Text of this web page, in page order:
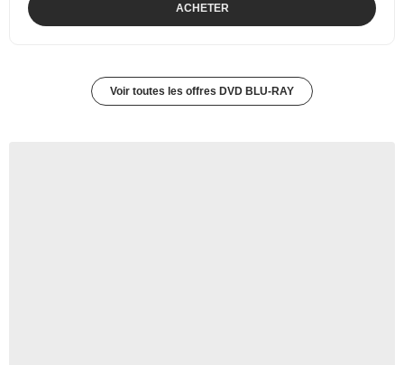
ACHETER
Voir toutes les offres DVD BLU-RAY